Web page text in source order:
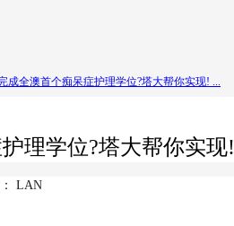
成全澳首个痴呆症护理学位?塔大帮你实现! ...
理学位?塔大帮你实现!
LAN